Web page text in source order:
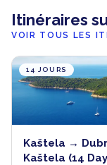
Itinéraires
VOIR TOUS LES
14 JOURS
Kaštela →
Kaštela (14